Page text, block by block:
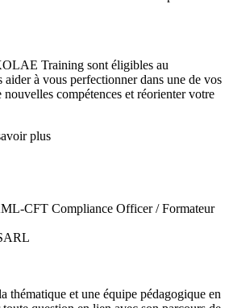
Training sont éligibles au
à vous perfectionner dans une de vos
compétences et réorienter votre
plus
CFT Compliance Officer / Formateur
thématique et une équipe pédagogique en